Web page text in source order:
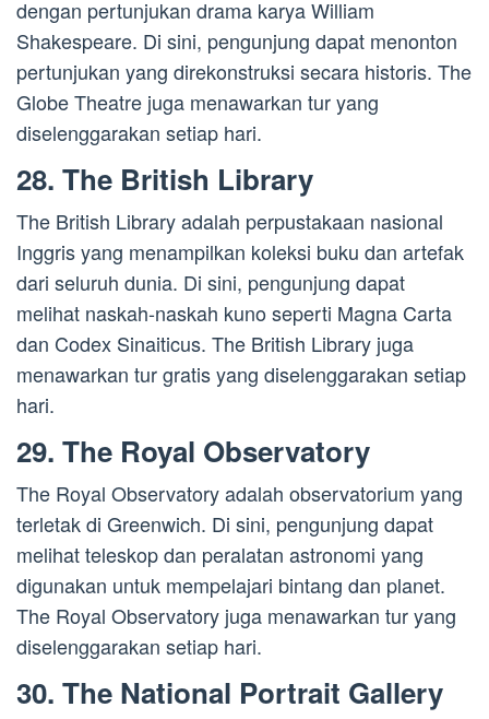
dengan pertunjukan drama karya William
Shakespeare. Di sini, pengunjung dapat menonton
pertunjukan yang direkonstruksi secara historis. The
Globe Theatre juga menawarkan tur yang
diselenggarakan setiap hari.
28. The British Library
The British Library adalah perpustakaan nasional
Inggris yang menampilkan koleksi buku dan artefak
dari seluruh dunia. Di sini, pengunjung dapat
melihat naskah-naskah kuno seperti Magna Carta
dan Codex Sinaiticus. The British Library juga
menawarkan tur gratis yang diselenggarakan setiap
hari.
29. The Royal Observatory
The Royal Observatory adalah observatorium yang
terletak di Greenwich. Di sini, pengunjung dapat
melihat teleskop dan peralatan astronomi yang
digunakan untuk mempelajari bintang dan planet.
The Royal Observatory juga menawarkan tur yang
diselenggarakan setiap hari.
30. The National Portrait Gallery